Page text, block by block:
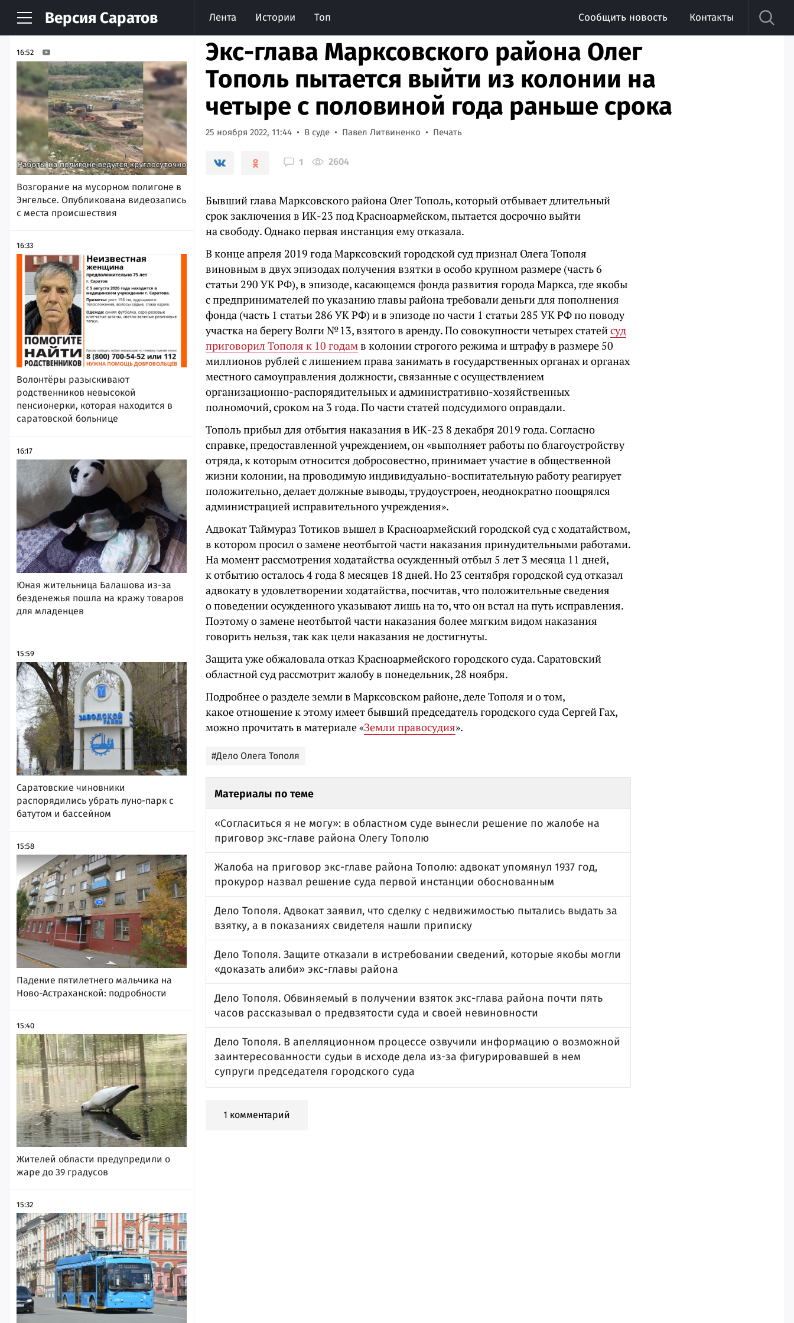
Версия Саратов Лента Истории Топ Сообщить новость Контакты
НОВОСТИ АРХИВ
16:52
Возгорание на мусорном полигоне в
Энгельсе. Опубликована видеозапись
с места происшествия
16:33
Волонтёры разыскивают
родственников невысокой
пенсионерки, которая находится в
саратовской больнице
16:17
Юная жительница Балашова из-за
безденежья пошла на кражу товаров
для младенцев
15:59
Саратовские чиновники
распорядились убрать луно-парк с
батутом и бассейном
15:58
Падение пятилетнего мальчика на
Ново-Астраханской: подробности
15:40
Жителей области предупредили о
жаре до 39 градусов
15:32
Экс-глава Марксовского района Олег
Тополь пытается выйти из колонии на
четыре с половиной года раньше срока
25 ноября 2022, 11:44 В суде Павел Литвиненко Печать
1 2604
Бывший глава Марксовского района Олег Тополь, который отбывает длительный
срок заключения в ИК-23 под Красноармейском, пытается досрочно выйти
на свободу. Однако первая инстанция ему отказала.
В конце апреля 2019 года Марксовский городской суд признал Олега Тополя
виновным в двух эпизодах получения взятки в особо крупном размере (часть 6
статьи 290 УК РФ), в эпизоде, касающемся фонда развития города Маркса, где якобы
с предпринимателей по указанию главы района требовали деньги для пополнения
фонда (часть 1 статьи 286 УК РФ) и в эпизоде по части 1 статьи 285 УК РФ по поводу
участка на берегу Волги № 13, взятого в аренду. По совокупности четырех статейсуд
приговорил Тополя к 10 годамв колонии строгого режима и штрафу в размере 50
миллионов рублей с лишением права занимать в государственных органах и органах
местного самоуправления должности, связанные с осуществлением
организационно-распорядительных и административно-хозяйственных
полномочий, сроком на 3 года. По части статей подсудимого оправдали.
Тополь прибыл для отбытия наказания в ИК-23 8 декабря 2019 года. Согласно
справке, предоставленной учреждением, он «выполняет работы по благоустройству
отряда, к которым относится добросовестно, принимает участие в общественной
жизни колонии, на проводимую индивидуально-воспитательную работу реагирует
положительно, делает должные выводы, трудоустроен, неоднократно поощрялся
администрацией исправительного учреждения».
Адвокат Таймураз Тотиков вышел в Красноармейский городской суд с ходатайством,
в котором просил о замене неотбытой части наказания принудительными работами.
На момент рассмотрения ходатайства осужденный отбыл 5 лет 3 месяца 11 дней,
к отбытию осталось 4 года 8 месяцев 18 дней. Но 23 сентября городской суд отказал
адвокату в удовлетворении ходатайства, посчитав, что положительные сведения
о поведении осужденного указывают лишь на то, что он встал на путь исправления.
Поэтому о замене неотбытой части наказания более мягким видом наказания
говорить нельзя, так как цели наказания не достигнуты.
Защита уже обжаловала отказ Красноармейского городского суда. Саратовский
областной суд рассмотрит жалобу в понедельник, 28 ноября.
Подробнее о разделе земли в Марксовском районе, деле Тополя и о том,
какое отношение к этому имеет бывший председатель городского суда Сергей Гах,
можно прочитать в материале «Земли правосудия».
#Дело Олега Тополя
Материалы по теме
«Согласиться я не могу»: в областном суде вынесли решение по жалобе на
приговор экс-главе района Олегу Тополю
Жалоба на приговор экс-главе района Тополю: адвокат упомянул 1937 год,
прокурор назвал решение суда первой инстанции обоснованным
Дело Тополя. Адвокат заявил, что сделку с недвижимостью пытались выдать за
взятку, а в показаниях свидетеля нашли приписку
Дело Тополя. Защите отказали в истребовании сведений, которые якобы могли
«доказать алиби» экс-главы района
Дело Тополя. Обвиняемый в получении взяток экс-глава района почти пять
часов рассказывал о предвзятости суда и своей невиновности
Дело Тополя. В апелляционном процессе озвучили информацию о возможной
заинтересованности судьи в исходе дела из-за фигурировавшей в нем
супруги председателя городского суда
1 комментарий